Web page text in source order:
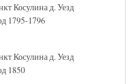
Косулина д. Уезд
1795-1796
Косулина д. Уезд
1850